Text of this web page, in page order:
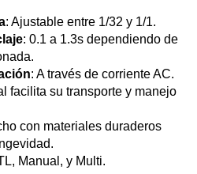
: Ajustable entre 1/32 y 1/1.
: 0.1 a 1.3s dependiendo de
: A través de corriente AC.
facilita su transporte y manejo
con materiales duraderos
Manual, y Multi.